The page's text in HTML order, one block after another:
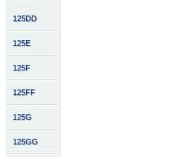
125DD
125E
125F
125FF
125G
125GG